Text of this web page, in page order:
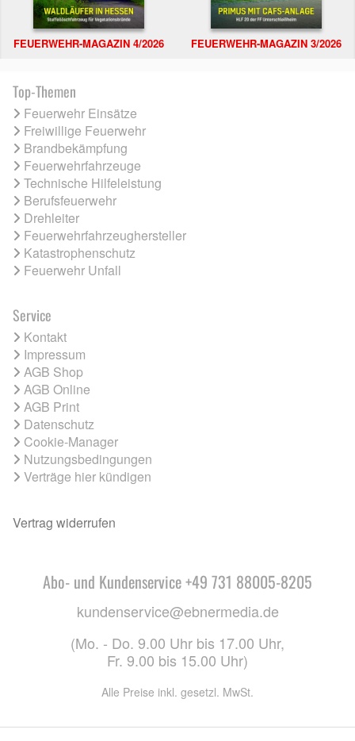
FEUERWEHR-MAGAZIN 4/2026 FEUERWEHR-MAGAZIN 3/2026
Top-Themen
Feuerwehr Einsätze
Freiwillige Feuerwehr
Brandbekämpfung
Feuerwehrfahrzeuge
Technische Hilfeleistung
Berufsfeuerwehr
Drehleiter
Feuerwehrfahrzeughersteller
Katastrophenschutz
Feuerwehr Unfall
Service
Kontakt
Impressum
AGB Shop
AGB Online
AGB Print
Datenschutz
Cookie-Manager
Nutzungsbedingungen
Verträge hier kündigen
Vertrag widerrufen
Abo- und Kundenservice +49 731 88005-8205
kundenservice@ebnermedia.de
(Mo. - Do. 9.00 Uhr bis 17.00 Uhr,
Fr. 9.00 bis 15.00 Uhr)
Alle Preise inkl. gesetzl. MwSt.